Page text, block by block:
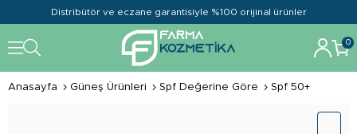
Distribütör ve eczane garantisiyle %100 orijinal ürünler
0
Anasayfa Güneş Ürünleri Spf Değerine Göre Spf 50+